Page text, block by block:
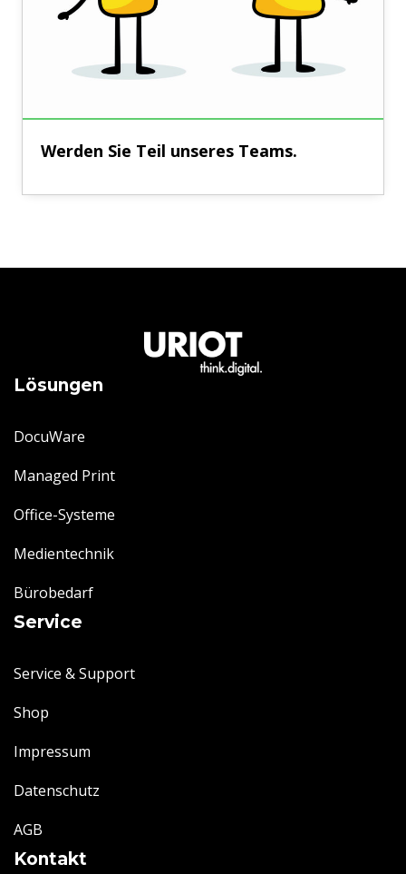
Werden Sie Teil unseres Teams.
Lösungen
DocuWare
Managed Print
Office-Systeme
Medientechnik
Bürobedarf
Service
Service & Support
Shop
Impressum
Datenschutz
AGB
Kontakt